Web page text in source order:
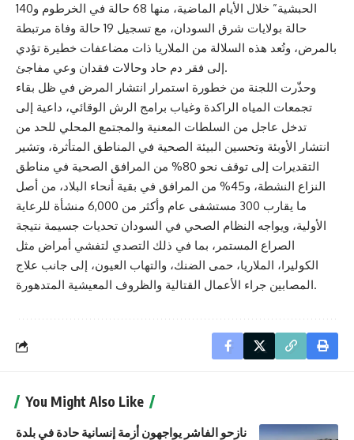
الحبشية” خلال الأيام الماضية، منها 68 حالة في الخرطوم و140
حالة بولايات شرق السودان، مع تسجيل 19 حالة وفاة مرتبطة
بالمرض، وتُعد هذه السلالة من الملاريا ذات مضاعفات خطيرة تؤدي
إلى فقر دم حاد وحالات فقدان وعي مفاجئ.
وحذّرت اللجنة من خطورة استمرار انتشار المرض في ظل بقاء
تجمعات المياه الراكدة وغياب برامج الرش الوقائي، داعية إلى
تدخل عاجل من السلطات المعنية والمجتمع المحلي للحد من
انتشار الأوبئة وتحسين البيئة الصحية في المناطق المتأثرة، وتشير
التقديرات إلى توقف نحو 80% من المرافق الصحية في مناطق
النزاع النشطة، و45% من المرافق في بقية أنحاء البلاد، من أصل
ما يقارب 300 مستشفى عام وأكثر من 6,000 منشأة للرعاية
الأولية، ويواجه النظام الصحي في السودان تحديات جسيمة نتيجة
الصراع المستمر، بما في ذلك التصدي لتفشي أمراض مثل
الكوليرا، الملاريا، حمى الضنك، والتهاب العيون، إلى جانب علاج
المصابين جراء الأعمال القتالية والظروف المعيشية المتدهورة.
You Might Also Like
نازحو الفاشر يواجهون أزمة إنسانية حادة في بلدة